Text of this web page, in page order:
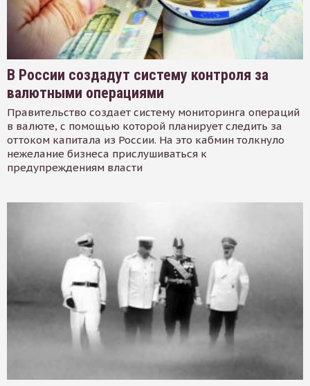
В России создадут систему контроля за
валютными операциями
Правительство создает систему мониторинга операций
в валюте, с помощью которой планирует следить за
оттоком капитала из России. На это кабмин толкнуло
нежелание бизнеса прислушиваться к
предупреждениям власти